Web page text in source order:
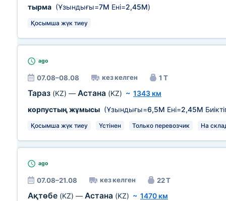
тырма (Ұзындығы=7М Ені=2,45М)
Қосымша жүк тиеу
ago
07.08–08.08 кез келген 1 Т
Тараз (KZ) — Астана (KZ) ~ 1343 км
корпустың жұмысы (Ұзындығы=6,5М Ені=2,45М
Қосымша жүк тиеу Үстінен Только перевозчик На
ago
07.08–21.08 кез келген 22 Т
Ақтөбе (KZ) — Астана (KZ) ~ 1470 км